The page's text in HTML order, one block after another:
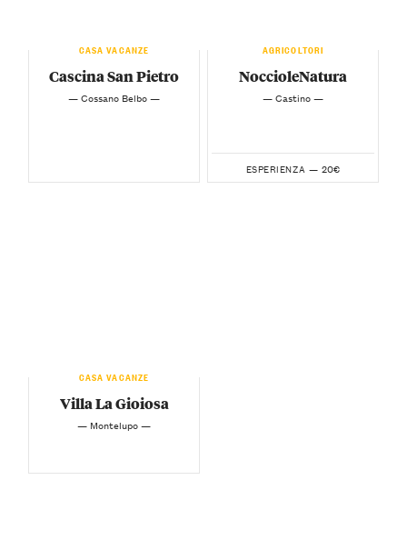
CASA VACANZE
Cascina San Pietro
— Cossano Belbo —
AGRICOLTORI
NoccioleNatura
— Castino —
ESPERIENZA — 20€
CASA VACANZE
Villa La Gioiosa
— Montelupo —